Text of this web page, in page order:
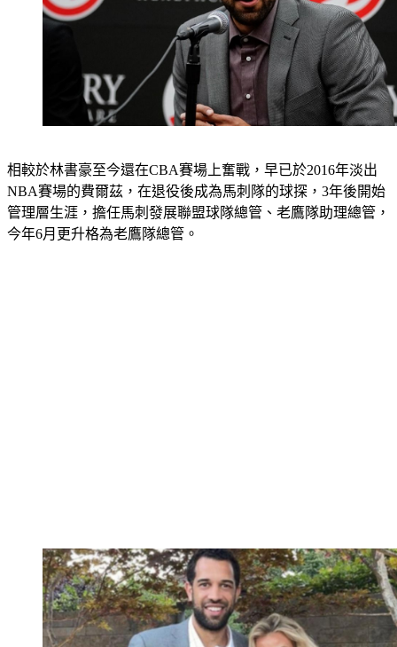
NBA賽場的費爾茲，在退役後成為馬刺隊的球探，3年後開始
管理層生涯，擔任馬刺發展聯盟球隊總管、老鷹隊助理總管，
今年6月更升格為老鷹隊總管。